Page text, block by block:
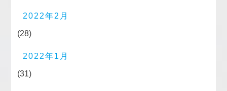
2022年2月
(28)
2022年1月
(31)